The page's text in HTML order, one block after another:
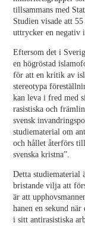
tillsammans med
Studien visade att
uttrycker en negativ
Eftersom det i
en högröstad
för att en kritik av
stereotypa
kan leva i fred med
rasistiska och
svensk
studiematerial om
och hållet återförs
svenska kristna”.
Detta studiematerial
bristande vilja att
är att
hanen en sekund
i sitt antirasistiska